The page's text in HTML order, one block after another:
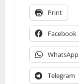
Print
Facebook
WhatsApp
Telegram